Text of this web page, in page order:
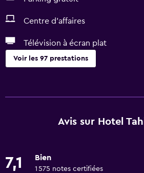
Centre d'affaires
Télévision à écran plat
Voir les 97 prestations
Logement entier accessible en
Oreiller sans plume
Avis sur Hotel
7,1 Bien
1 575 notes certifiées